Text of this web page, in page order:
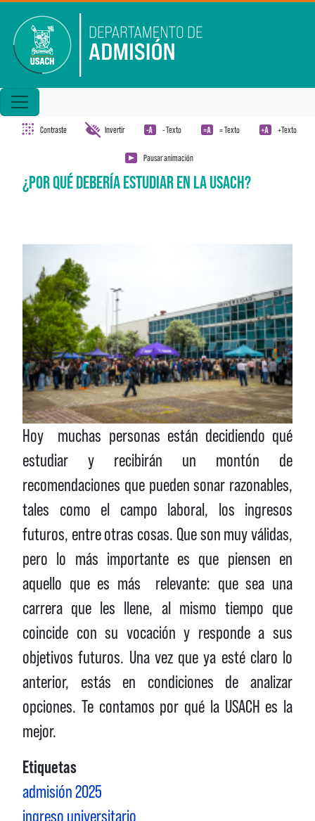
Contraste Invertir - Texto = Texto +Texto
Pausar animación
¿POR QUÉ DEBERÍA ESTUDIAR EN LA USACH?
Hoy muchas personas están decidiendo qué
estudiar y recibirán un montón de
recomendaciones que pueden sonar razonables,
tales como el campo laboral, los ingresos
futuros, entre otras cosas. Que son muy válidas,
pero lo más importante es que piensen en
aquello que es más relevante: que sea una
carrera que les llene, al mismo tiempo que
coincide con su vocación y responde a sus
objetivos futuros. Una vez que ya esté claro lo
anterior, estás en condiciones de analizar
opciones. Te contamos por qué la USACH es la
mejor.
Etiquetas
admisión 2025
ingreso universitario